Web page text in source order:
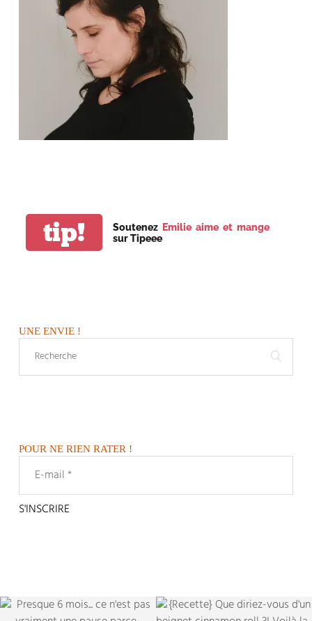
tip! Soutenez Emilie aime et mange
sur Tipeee
UNE ENVIE !
POUR NE RIEN RATER !